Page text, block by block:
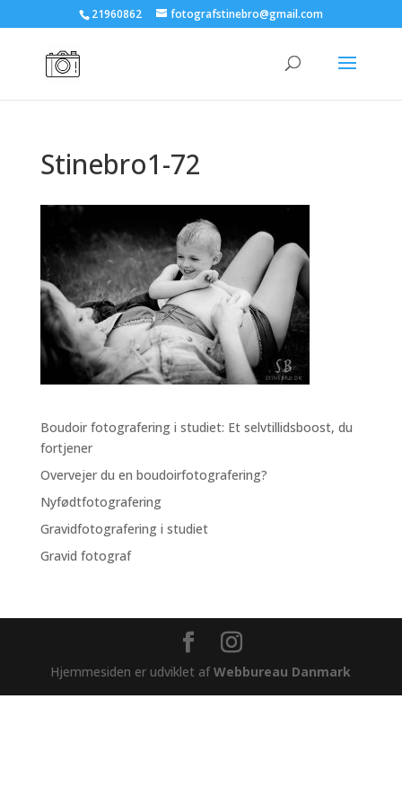
21960862 fotografstinebro@gmail.com
Stinebro1-72
Boudoir fotografering i studiet: Et selvtillidsboost, du
fortjener
Overvejer du en boudoirfotografering?
Nyfødtfotografering
Gravidfotografering i studiet
Gravid fotograf
Hjemmesiden er udviklet afWebbureau Danmark